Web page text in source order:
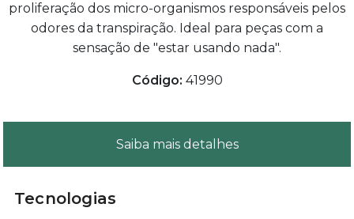
proliferação dos micro-organismos responsáveis pelos
odores da transpiração. Ideal para peças com a
sensação de "estar usando nada".
Código: 41990
Saiba mais detalhes
Tecnologias